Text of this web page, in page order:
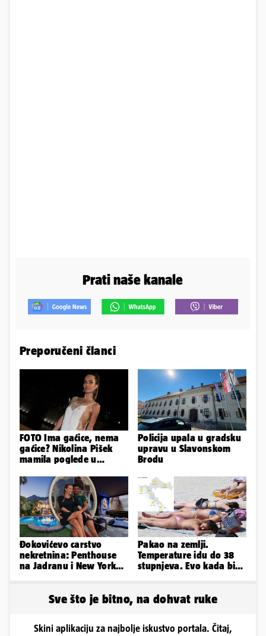
Prati naše kanale
Preporučeni članci
FOTO Ima gaćice, nema
gaćice? Nikolina Pišek
mamila poglede u
kombinezonu
Policija upala u gradsku
upravu u Slavonskom
Brodu
Đokovićevo carstvo
nekretnina: Penthouse
na Jadranu i New Yorku,
Pakao na zemlji.
Temperature idu do 38
stupnjeva. Evo kada bi
Sve što je bitno, na dohvat ruke
Skini aplikaciju za najbolje iskustvo portala. Čitaj,